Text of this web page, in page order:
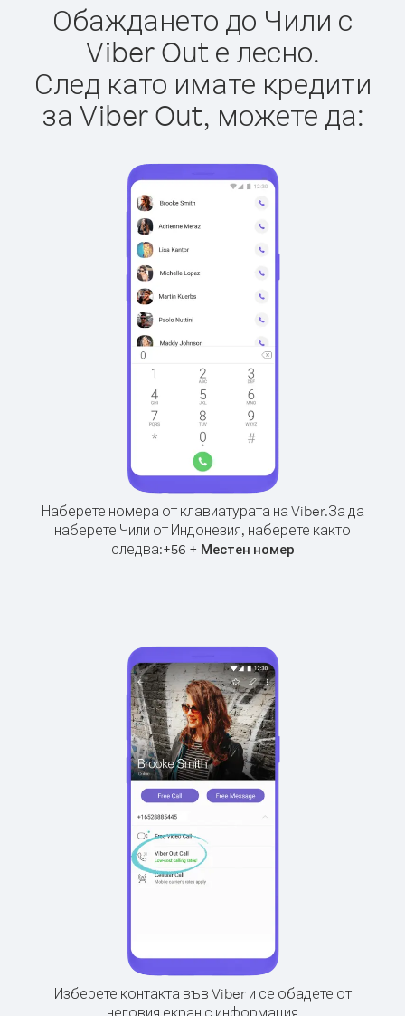
Обаждането до Чили с
Viber Out е лесно.
След като имате кредити
за Viber Out, можете да:
Наберете номера от клавиатурата на Viber.За да
наберете Чили от Индонезия, наберете както
следва:+56 + Местен номер
Изберете контакта във Viber и се обадете от
неговия екран с информация